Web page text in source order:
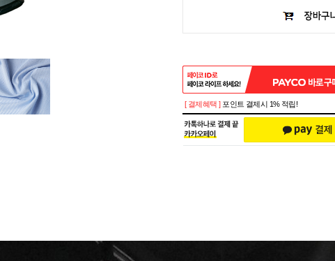
[ 결제혜택 ] 포인트 결제시 1% 적립!